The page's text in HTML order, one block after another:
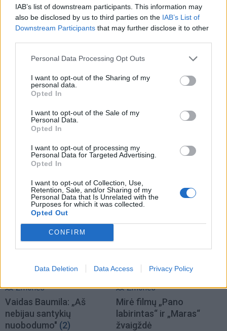
IAB’s list of downstream participants. This information may
also be disclosed by us to third parties on the IAB’s List of
Downstream Participants that may further disclose it to other
Personal Data Processing Opt Outs
I want to opt-out of the Sharing of my
personal data.
Opted In
I want to opt-out of the Sale of my
Personal Data.
Opted In
I want to opt-out of processing my
Personal Data for Targeted Advertising.
Opted In
I want to opt-out of Collection, Use,
Retention, Sale, and/or Sharing of my
Personal Data that Is Unrelated with the
Purposes for which it was collected.
Opted Out
CONFIRM
Data Deletion Data Access Privacy Policy
TAIP PAT SKAITYKITE
Mirė prodiuseris
Williamas Orbitas,
„Blur“ ir 1990-ųjų
popmuzikos skambesį
„Zombė Angelina Jolie“
įvaizdį
Žmonės
Vaidas Baumila: „Aš
nebijau santykių
nuobodumo" (2)
Žmonės
Mirė filmų „Pano
labirintas“ ir „Maras“
žvaigždė